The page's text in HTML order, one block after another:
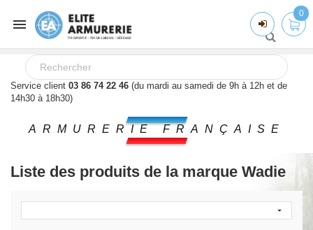

0
Service client 03 86 74 22 46 (du mardi au samedi de 9h à 12h et de
14h30 à 18h30)
ARMURERIE FRANÇAISE
Liste des produits de la marque Wadie
